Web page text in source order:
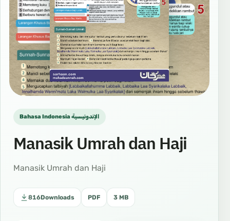
Bahasa Indonesia الإندونيسية
Manasik Umrah dan Haji
Manasik Umrah dan Haji
816Downloads PDF 3 MB